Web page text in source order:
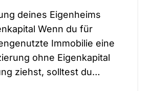
deines Eigenheims
Wenn du für
Immobilie eine
ohne Eigenkapital
ziehst, solltest du…